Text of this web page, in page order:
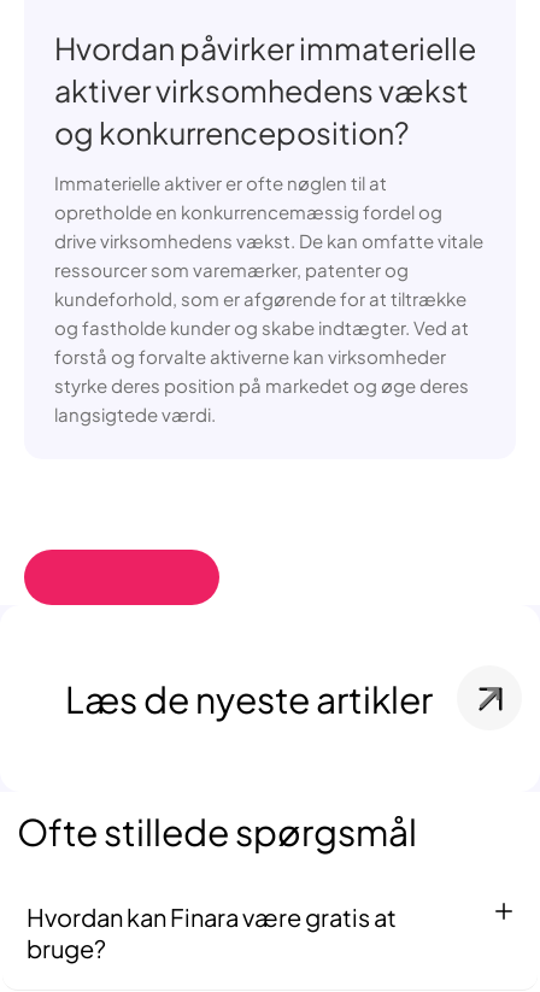
Hvordan påvirker immaterielle
aktiver virksomhedens vækst
og konkurrenceposition?
Immaterielle aktiver er ofte nøglen til at
opretholde en konkurrencemæssig fordel og
drive virksomhedens vækst. De kan omfatte vitale
ressourcer som varemærker, patenter og
kundeforhold, som er afgørende for at tiltrække
og fastholde kunder og skabe indtægter. Ved at
forstå og forvalte aktiverne kan virksomheder
styrke deres position på markedet og øge deres
langsigtede værdi.
Læs de nyeste artikler
Ofte stillede spørgsmål
Hvordan kan Finara være gratis at
bruge?